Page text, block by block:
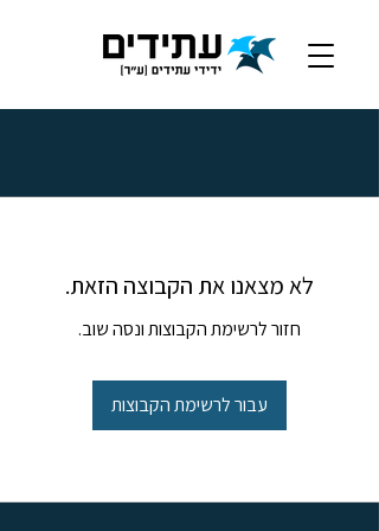
לא מצאנו את הקבוצה הזאת.
חזור לרשימת הקבוצות ונסה שוב.
עבור לרשימת הקבוצות